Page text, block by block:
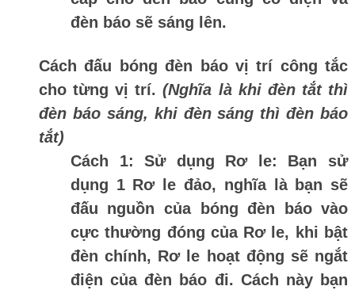
đèn báo sẽ sáng lên.
Cách đấu bóng đèn báo vị trí công tắc
cho từng vị trí.(Nghĩa là khi đèn tắt thì
đèn báo sáng, khi đèn sáng thì đèn báo
tắt)
Cách 1: Sử dụng Rơ le: Bạn sử
dụng 1 Rơ le đảo, nghĩa là bạn sẽ
đấu nguồn của bóng đèn báo vào
cực thường đóng của Rơ le, khi bật
đèn chính, Rơ le hoạt động sẽ ngắt
điện của đèn báo đi. Cách này bạn